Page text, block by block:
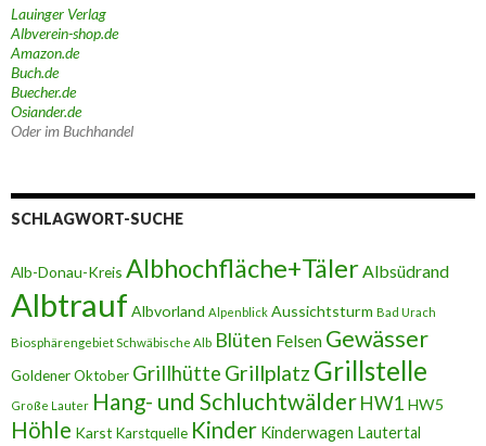
Lauinger Verlag
Albverein-shop.de
Amazon.de
Buch.de
Buecher.de
Osiander.de
Oder im Buchhandel
SCHLAGWORT-SUCHE
Alb-Donau-Kreis Albhochfläche+TälerAlbsüdrand
Albtrauf Albvorland Alpenblick Aussichtsturm Bad Urach
Biosphärengebiet Schwäbische Alb Blüten Felsen Gewässer
Goldener Oktober Grillhütte Grillplatz Grillstelle
Große Lauter Hang- und SchluchtwälderHW1 HW5
Höhle Karst Karstquelle Kinder Kinderwagen Lautertal